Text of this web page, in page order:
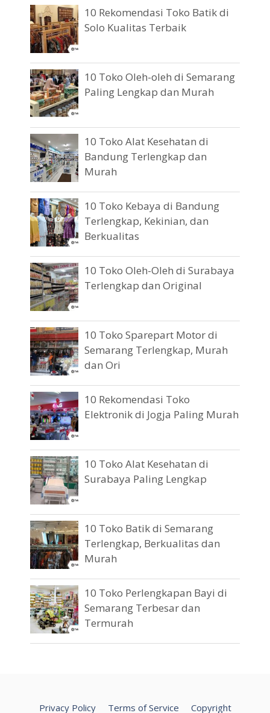
10 Rekomendasi Toko Batik di
Solo Kualitas Terbaik
10 Toko Oleh-oleh di Semarang
Paling Lengkap dan Murah
10 Toko Alat Kesehatan di
Bandung Terlengkap dan
Murah
10 Toko Kebaya di Bandung
Terlengkap, Kekinian, dan
Berkualitas
10 Toko Oleh-Oleh di Surabaya
Terlengkap dan Original
10 Toko Sparepart Motor di
Semarang Terlengkap, Murah
dan Ori
10 Rekomendasi Toko
Elektronik di Jogja Paling Murah
10 Toko Alat Kesehatan di
Surabaya Paling Lengkap
10 Toko Batik di Semarang
Terlengkap, Berkualitas dan
Murah
10 Toko Perlengkapan Bayi di
Semarang Terbesar dan
Termurah
Privacy Policy Terms of Service Copyright